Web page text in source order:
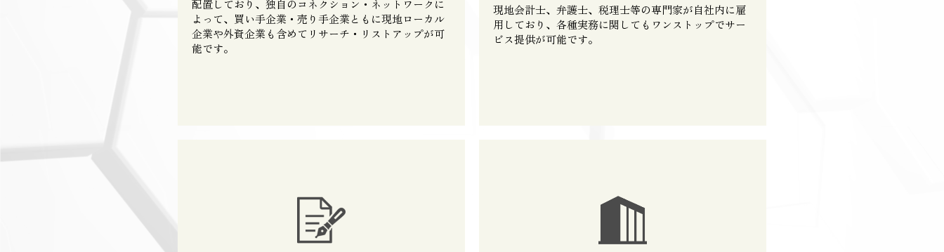
配置しており、独自のコネクション・ネットワークに
よって、買い手企業・売り手企業ともに現地ローカル
企業や外資企業も含めてリサーチ・リストアップが可
能です。
現地会計士、弁護士、税理士等の専門家が自社内に雇
用しており、各種実務に関してもワンストップでサー
ビス提供が可能です。